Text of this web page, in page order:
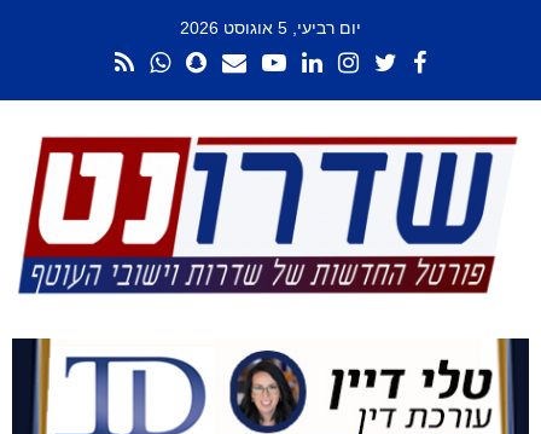
יום רביעי, 5 אוגוסט 2026